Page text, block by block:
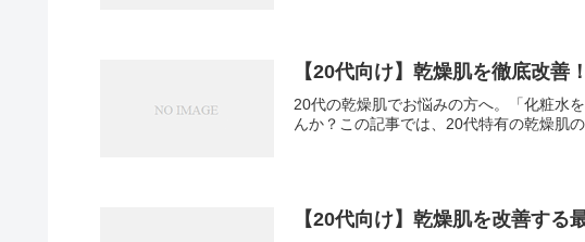
【20代向け】乾燥肌を徹底改
20代の乾燥肌でお悩みの方へ。「化粧水
んか？この記事では、20代特有の乾燥肌
【20代向け】乾燥肌を改善す